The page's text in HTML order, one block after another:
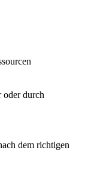
oder durch
dem richtigen